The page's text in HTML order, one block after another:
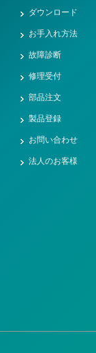
ダウンロード
お手入れ方法
故障診断
修理受付
部品注文
製品登録
お問い合わせ
法人のお客様